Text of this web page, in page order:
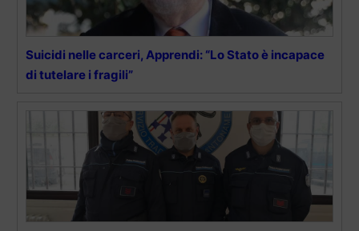
Suicidi nelle carceri, Apprendi: “Lo Stato è incapace
di tutelare i fragili”